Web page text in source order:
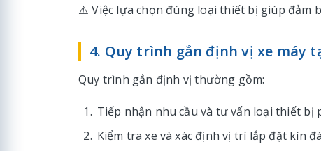
⚠️ Việc lựa chọn đúng loại thiết bị giúp đảm
4. Quy trình gắn định vị xe máy
Quy trình gắn định vị thường gồm:
Tiếp nhận nhu cầu và tư vấn loại thiết bị
Kiểm tra xe và xác định vị trí lắp đặt kín